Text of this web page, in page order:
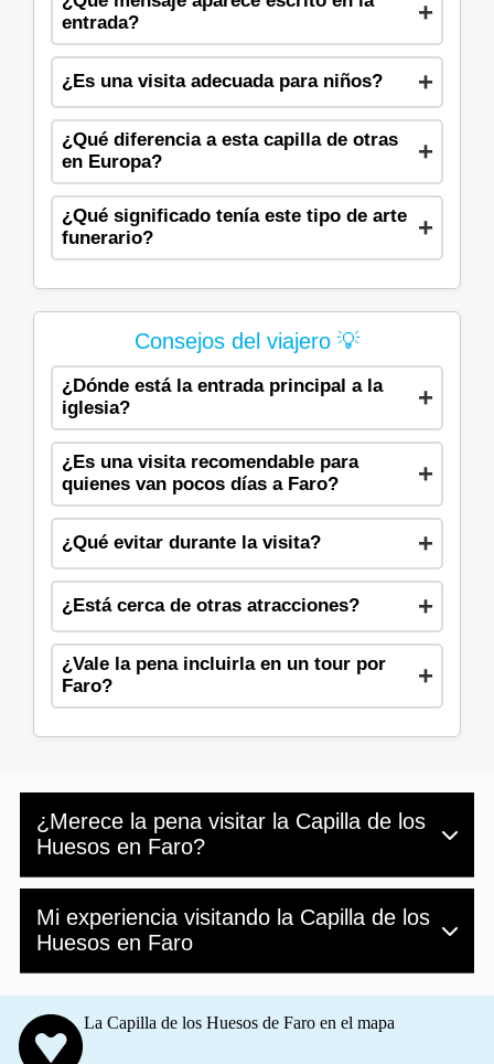
entrada?
¿Es una visita adecuada para niños?
¿Qué diferencia a esta capilla de otras
en Europa?
¿Qué significado tenía este tipo de arte
funerario?
Consejos del viajero 💡
¿Dónde está la entrada principal a la
iglesia?
¿Es una visita recomendable para
quienes van pocos días a Faro?
¿Qué evitar durante la visita?
¿Está cerca de otras atracciones?
¿Vale la pena incluirla en un tour por
Faro?
¿Merece la pena visitar la Capilla de los
Huesos en Faro?
pero no es para cualquiera. Es un lugar que
provoca, que remueve, que obliga a mirar de frente
algo que solemos evitar: la muerte.
pero también profundamente simbólico. No es un
espectáculo macabro; es una invitación a la
Mi experiencia visitando la Capilla de los
Huesos en Faro
Visitar la Capilla de los Huesos en Faro fue una de
las experiencias más impactantes de mi viaje
entrar, me envolvió un silencio casi sagrado. Las
paredes cubiertas de cráneos y fémures,
La Capilla de los Huesos de Faro en el mapa